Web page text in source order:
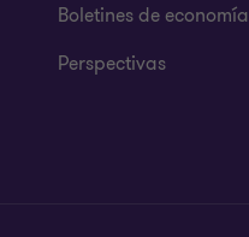
Boletines de economía
Perspectivas